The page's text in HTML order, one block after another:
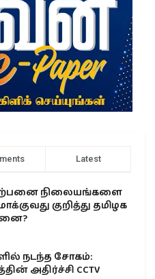
Latest
நிலையங்களை
குறித்து தமிழக
நடந்த சோகம்:
அதிர்ச்சி CCTV